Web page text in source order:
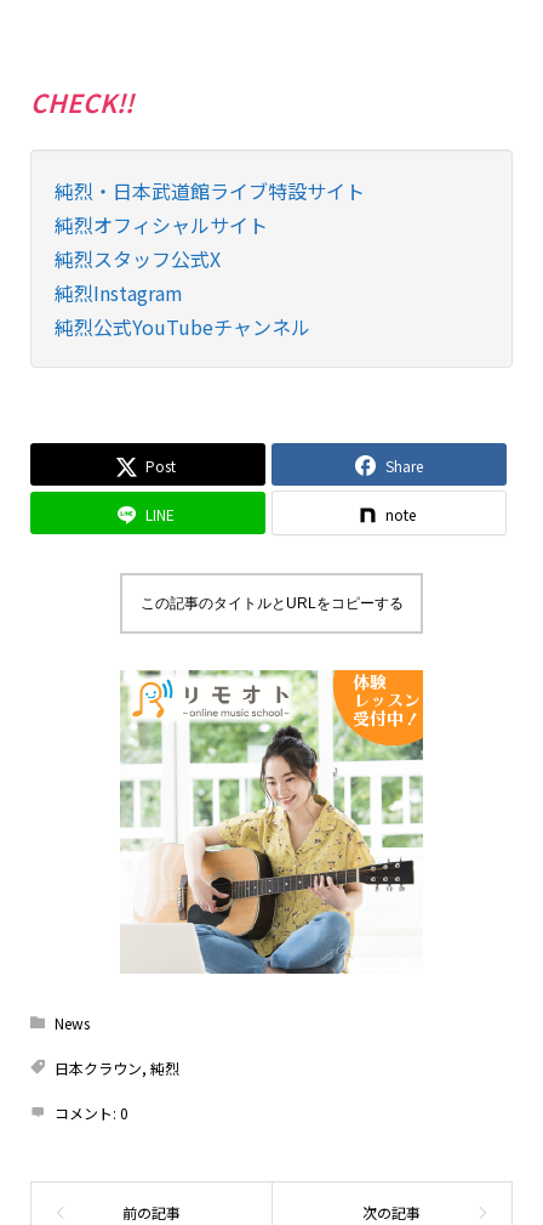
CHECK!!
純烈・日本武道館ライブ特設サイト
純烈オフィシャルサイト
純烈スタッフ公式X
純烈Instagram
純烈公式YouTubeチャンネル
Post Share
LINE note
この記事のタイトルとURLをコピーする
News
日本クラウン, 純烈
コメント: 0